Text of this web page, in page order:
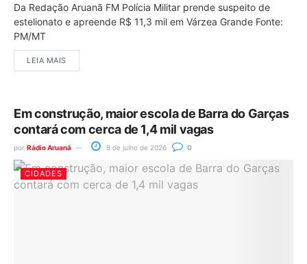
Da Redação Aruanã FM Polícia Militar prende suspeito de
estelionato e apreende R$ 11,3 mil em Várzea Grande Fonte:
PM/MT
LEIA MAIS
Em construção, maior escola de Barra do Garças
contará com cerca de 1,4 mil vagas
por Rádio Aruanã 8 de julho de 2026 0
CIDADES